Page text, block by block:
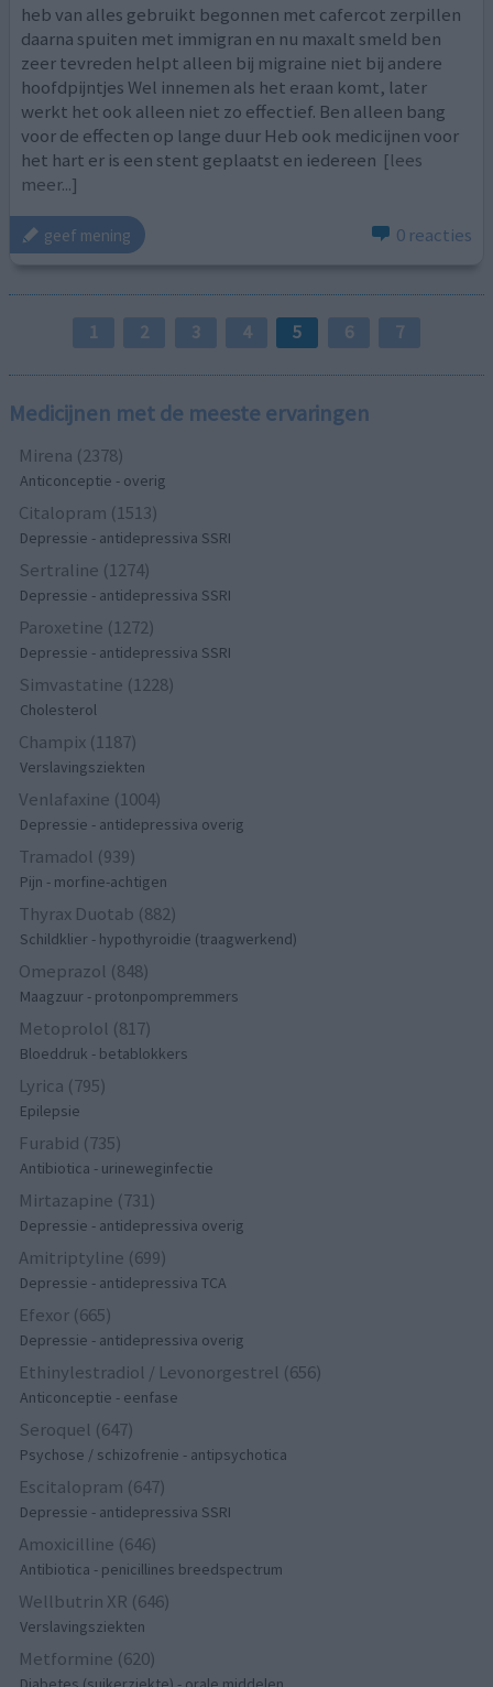
heb van alles gebruikt begonnen met cafercot zerpillen
daarna spuiten met immigran en nu maxalt smeld ben
zeer tevreden helpt alleen bij migraine niet bij andere
hoofdpijntjes Wel innemen als het eraan komt, later
werkt het ook alleen niet zo effectief. Ben alleen bang
voor de effecten op lange duur Heb ook medicijnen voor
het hart er is een stent geplaatst en iedereen [lees
meer...]
geef mening 0 reacties
1 2 3 4 5 6 7
Medicijnen met de meeste ervaringen
Mirena (2378)
Anticonceptie - overig
Citalopram (1513)
Depressie - antidepressiva SSRI
Sertraline (1274)
Depressie - antidepressiva SSRI
Paroxetine (1272)
Depressie - antidepressiva SSRI
Simvastatine (1228)
Cholesterol
Champix (1187)
Verslavingsziekten
Venlafaxine (1004)
Depressie - antidepressiva overig
Tramadol (939)
Pijn - morfine-achtigen
Thyrax Duotab (882)
Schildklier - hypothyroidie (traagwerkend)
Omeprazol (848)
Maagzuur - protonpompremmers
Metoprolol (817)
Bloeddruk - betablokkers
Lyrica (795)
Epilepsie
Furabid (735)
Antibiotica - urineweginfectie
Mirtazapine (731)
Depressie - antidepressiva overig
Amitriptyline (699)
Depressie - antidepressiva TCA
Efexor (665)
Depressie - antidepressiva overig
Ethinylestradiol / Levonorgestrel (656)
Anticonceptie - eenfase
Seroquel (647)
Psychose / schizofrenie - antipsychotica
Escitalopram (647)
Depressie - antidepressiva SSRI
Amoxicilline (646)
Antibiotica - penicillines breedspectrum
Wellbutrin XR (646)
Verslavingsziekten
Metformine (620)